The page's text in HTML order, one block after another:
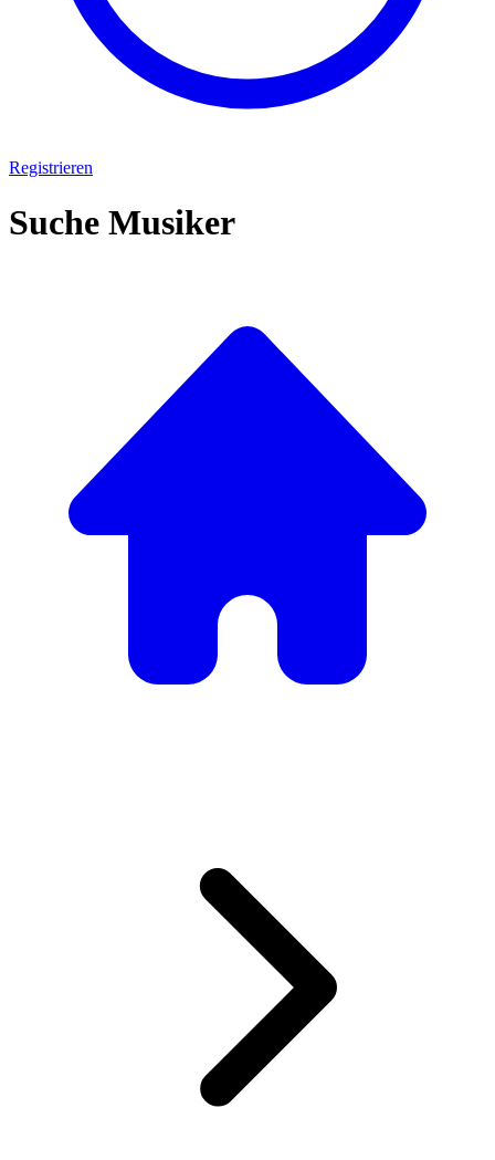
Registrieren
Suche Musiker